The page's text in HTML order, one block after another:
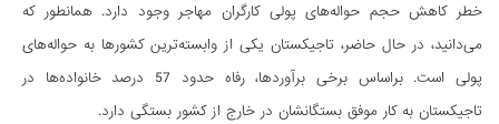
خطر کاهش حجم حواله‌های پولی کارگران مهاجر وجود دارد. همانطور که
می‌دانید، در حال حاضر، تاجیکستان یکی از وابسته‌ترین کشورها به حواله‌های
پولی است. براساس برخی برآوردها، رفاه حدود 57 درصد خانواده‌ها در
تاجیکستان به کار موفق بستگانشان در خارج از کشور بستگی دارد.